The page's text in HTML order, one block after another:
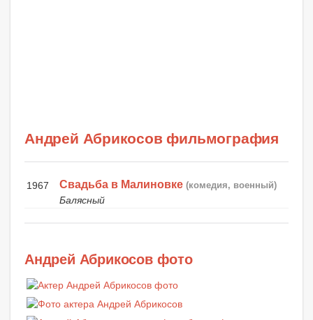
Андрей Абрикосов фильмография
1967 Свадьба в Малиновке (комедия, военный)
Балясный
Андрей Абрикосов фото